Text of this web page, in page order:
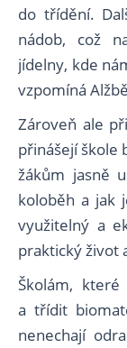
do třídění.
nádob, což
jídelny, kde
vzpomíná
Zároveň ale
přinášejí škole
žákům jasně
koloběh a jak
využitelný a
praktický život
Školám,
a třídit
nenechají